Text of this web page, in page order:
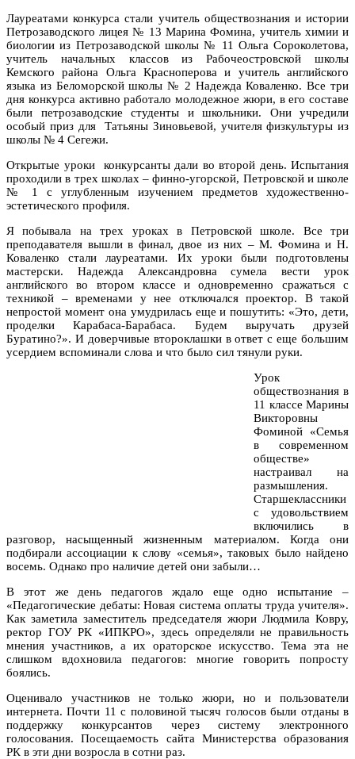
Лауреатами конкурса стали учитель обществознания и истории
Петрозаводского лицея № 13 Марина Фомина, учитель химии и
биологии из Петрозаводской школы № 11 Ольга Сороколетова,
учитель начальных классов из Рабочеостровской школы
Кемского района Ольга Красноперова и учитель английского
языка из Беломорской школы № 2 Надежда Коваленко. Все три
дня конкурса активно работало молодежное жюри, в его составе
были петрозаводские студенты и школьники. Они учредили
особый приз для Татьяны Зиновьевой, учителя физкультуры из
школы № 4 Сегежи.
Открытые уроки конкурсанты дали во второй день. Испытания
проходили в трех школах – финно-угорской, Петровской и школе
№ 1 с углубленным изучением предметов художественно-
эстетического профиля.
Я побывала на трех уроках в Петровской школе. Все три
преподавателя вышли в финал, двое из них – М. Фомина и Н.
Коваленко стали лауреатами. Их уроки были подготовлены
мастерски. Надежда Александровна сумела вести урок
английского во втором классе и одновременно сражаться с
техникой – временами у нее отключался проектор. В такой
непростой момент она умудрилась еще и пошутить: «Это, дети,
проделки Карабаса-Барабаса. Будем выручать друзей
Буратино?». И доверчивые второклашки в ответ с еще большим
усердием вспоминали слова и что было сил тянули руки.
Урок
обществознания в
11 классе Марины
Викторовны
Фоминой «Семья
в современном
обществе»
настраивал на
размышления.
Старшеклассники
с удовольствием
включились в
разговор, насыщенный жизненным материалом. Когда они
подбирали ассоциации к слову «семья», таковых было найдено
восемь. Однако про наличие детей они забыли…
В этот же день педагогов ждало еще одно испытание –
«Педагогические дебаты: Новая система оплаты труда учителя».
Как заметила заместитель председателя жюри Людмила Ковру,
ректор ГОУ РК «ИПКРО», здесь определяли не правильность
мнения участников, а их ораторское искусство. Тема эта не
слишком вдохновила педагогов: многие говорить попросту
боялись.
Оценивало участников не только жюри, но и пользователи
интернета. Почти 11 с половиной тысяч голосов были отданы в
поддержку конкурсантов через систему электронного
голосования. Посещаемость сайта Министерства образования
РК в эти дни возросла в сотни раз.